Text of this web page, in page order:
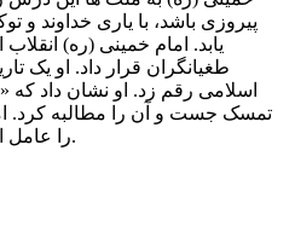
پیروزی باشد، با یاری خداوند
یابد. امام خمینی (ره)
طغیانگران قرار داد. او یک
اسلامی رقم زد. او نشان داد
تمسک جست و آن را مطالبه کرد.
را عامل اصلی پیروزی امت معرفی کرد.